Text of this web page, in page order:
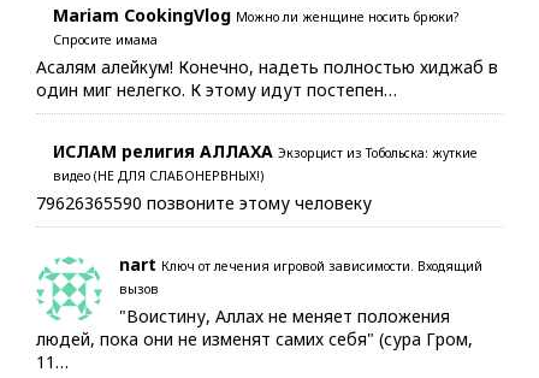
Mariam CookingVlog Можно ли женщине носить брюки?
Спросите имама
Асалям алейкум! Конечно, надеть полностью хиджаб в
один миг нелегко. К этому идут постепен…
ИСЛАМ религия АЛЛАХА Экзорцист из Тобольска: жуткие
видео (НЕ ДЛЯ СЛАБОНЕРВНЫХ!)
79626365590 позвоните этому человеку
nart Ключ от лечения игровой зависимости. Входящий
вызов
"Воистину, Аллах не меняет положения
людей, пока они не изменят самих себя" (сура Гром,
11…